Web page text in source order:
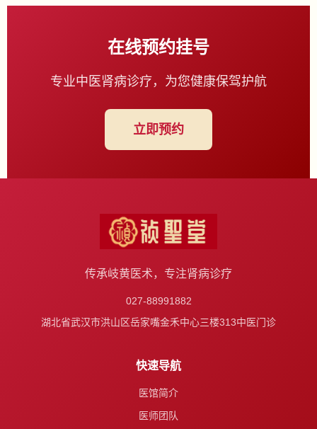
在线预约挂号
专业中医肾病诊疗，为您健康保驾护航
立即预约
传承岐黄医术，专注肾病诊疗
027-88991882
湖北省武汉市洪山区岳家嘴金禾中心三楼313中医门诊
快速导航
医馆简介
医师团队